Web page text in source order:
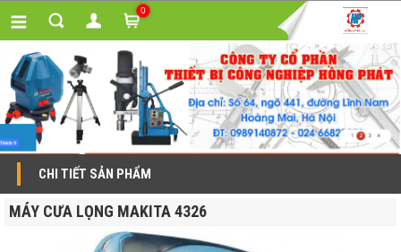
0
CHI TIẾT SẢN PHẨM
MÁY CƯA LỌNG MAKITA 4326